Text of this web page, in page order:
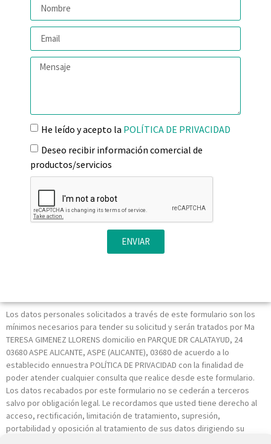
He leído y acepto la POLÍTICA DE PRIVACIDAD
Deseo recibir información comercial de
productos/servicios
ENVIAR
Los datos personales solicitados a través de este formulario son los
mínimos necesarios para tender su solicitud y serán tratados por Ma
TERESA GIMENEZ LLORENS domicilio en PARQUE DR CALATAYUD, 24
03680 ASPE ALICANTE, ASPE (ALICANTE), 03680 de acuerdo a lo
establecido ennuestra POLÍTICA DE PRIVACIDAD con la finalidad de
poder atender cualquier consulta que realice desde este formulario.
Los datos recabados por este formulario no se cederán a terceros
salvo por obligación legal. Le recordamos que usted tiene derecho al
acceso, rectificación, limitación de tratamiento, supresión,
portabilidad y oposición al tratamiento de sus datos dirigiendo su